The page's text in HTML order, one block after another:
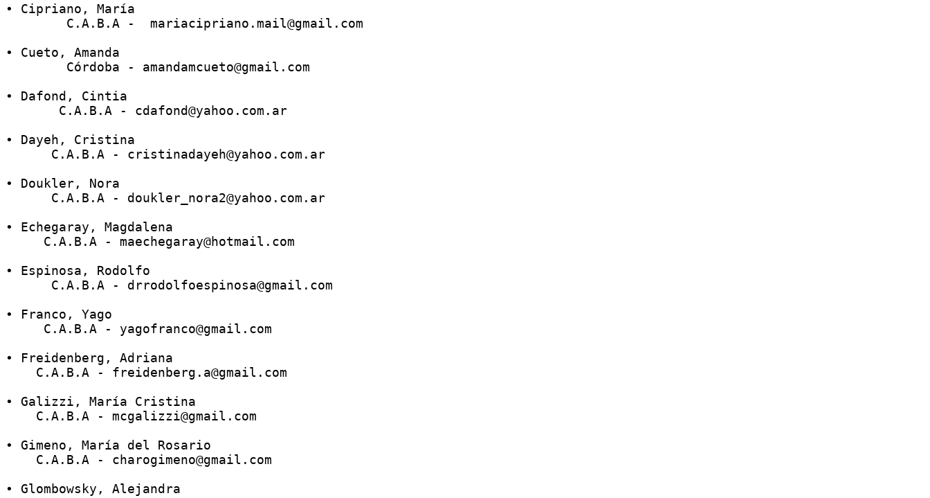
• Cipriano, María
        C.A.B.A -  mariacipriano.mail@gmail.com
• Cueto, Amanda
        Córdoba - amandamcueto@gmail.com
• Dafond, Cintia
       C.A.B.A - cdafond@yahoo.com.ar
• Dayeh, Cristina
      C.A.B.A - cristinadayeh@yahoo.com.ar
• Doukler, Nora
      C.A.B.A - doukler_nora2@yahoo.com.ar
• Echegaray, Magdalena
     C.A.B.A - maechegaray@hotmail.com
• Espinosa, Rodolfo
      C.A.B.A - drrodolfoespinosa@gmail.com
• Franco, Yago
     C.A.B.A - yagofranco@gmail.com
• Freidenberg, Adriana
    C.A.B.A - freidenberg.a@gmail.com
• Galizzi, María Cristina
    C.A.B.A - mcgalizzi@gmail.com
• Gimeno, María del Rosario
    C.A.B.A - charogimeno@gmail.com
• Glombowsky, Alejandra